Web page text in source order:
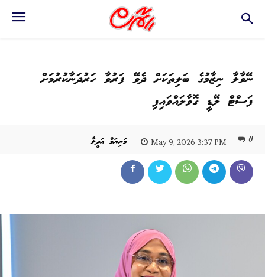
ނޭވާލާ ނިޒާމުގެ ބަލިތަކަށް ދެވޭ ފަރުވާ ހަރުދަނާކުރުމަށް
ފަސްޓް ލޭޑީ ގޮވާލައްވައިފި
މަރިޔަމް އަދީލާ May 9, 2026 3:37 PM 0